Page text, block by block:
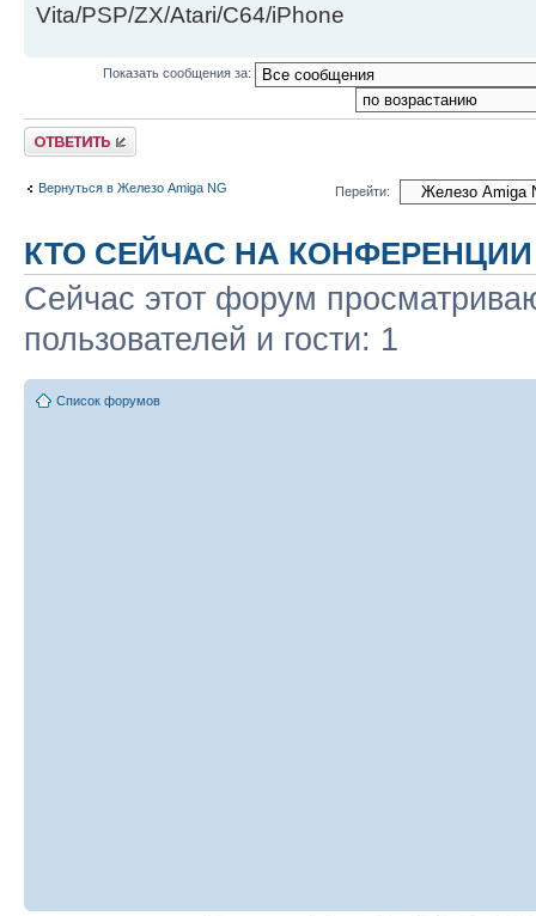
Vita/PSP/ZX/Atari/C64/iPhone
Показать сообщения за:
Ответить
Вернуться в Железо Amiga NG Перейти:
КТО СЕЙЧАС НА КОНФЕРЕНЦИИ
Сейчас этот форум
пользователей и гости: 1
Список форумов